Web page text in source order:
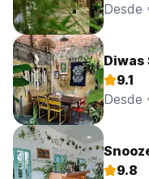
Desde
Diwas
9.1
Desde
9.8